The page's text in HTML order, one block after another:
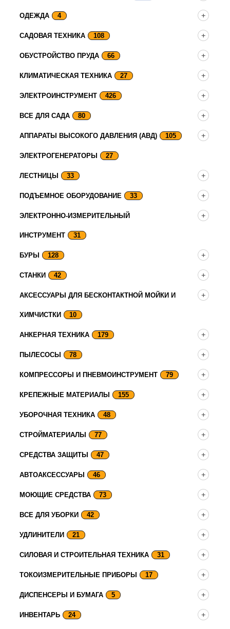
ОДЕЖДА 4
САДОВАЯ ТЕХНИКА 108
ОБУСТРОЙСТВО ПРУДА 66
КЛИМАТИЧЕСКАЯ ТЕХНИКА 27
ЭЛЕКТРОИНСТРУМЕНТ 426
ВСЕ ДЛЯ САДА 80
АППАРАТЫ ВЫСОКОГО ДАВЛЕНИЯ (АВД) 105
ЭЛЕКТРОГЕНЕРАТОРЫ 27
ЛЕСТНИЦЫ 33
ПОДЪЕМНОЕ ОБОРУДОВАНИЕ 33
ЭЛЕКТРОННО-ИЗМЕРИТЕЛЬНЫЙ
ИНСТРУМЕНТ 31
БУРЫ 128
СТАНКИ 42
АКСЕССУАРЫ ДЛЯ БЕСКОНТАКТНОЙ МОЙКИ И
ХИМЧИСТКИ 10
АНКЕРНАЯ ТЕХНИКА 179
ПЫЛЕСОСЫ 78
КОМПРЕССОРЫ И ПНЕВМОИНСТРУМЕНТ 79
КРЕПЕЖНЫЕ МАТЕРИАЛЫ 155
УБОРОЧНАЯ ТЕХНИКА 48
СТРОЙМАТЕРИАЛЫ 77
СРЕДСТВА ЗАЩИТЫ 47
АВТОАКСЕССУАРЫ 46
МОЮЩИЕ СРЕДСТВА 73
ВСЕ ДЛЯ УБОРКИ 42
УДЛИНИТЕЛИ 21
СИЛОВАЯ И СТРОИТЕЛЬНАЯ ТЕХНИКА 31
ТОКОИЗМЕРИТЕЛЬНЫЕ ПРИБОРЫ 17
ДИСПЕНСЕРЫ И БУМАГА 5
ИНВЕНТАРЬ 24